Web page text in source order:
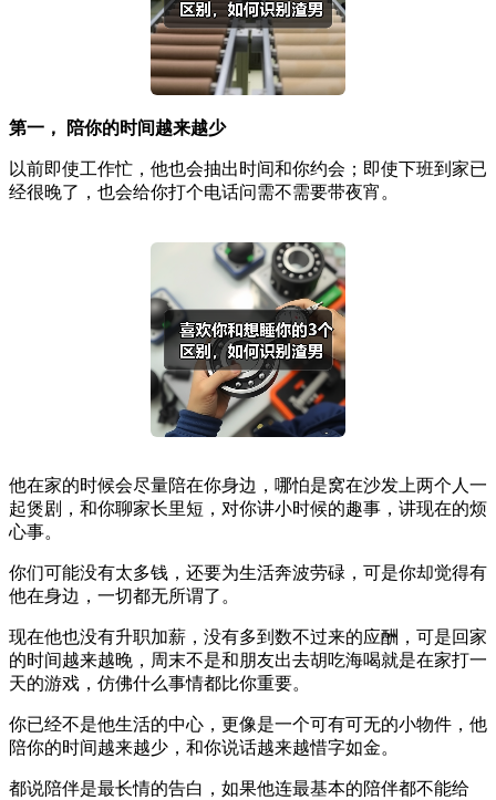
第一， 陪你的时间越来越少
以前即使工作忙，他也会抽出时间和你约会；即使下班到家已
经很晚了，也会给你打个电话问需不需要带夜宵。
他在家的时候会尽量陪在你身边，哪怕是窝在沙发上两个人一
起煲剧，和你聊家长里短，对你讲小时候的趣事，讲现在的烦
心事。
你们可能没有太多钱，还要为生活奔波劳碌，可是你却觉得有
他在身边，一切都无所谓了。
现在他也没有升职加薪，没有多到数不过来的应酬，可是回家
的时间越来越晚，周末不是和朋友出去胡吃海喝就是在家打一
天的游戏，仿佛什么事情都比你重要。
你已经不是他生活的中心，更像是一个可有可无的小物件，他
陪你的时间越来越少，和你说话越来越惜字如金。
都说陪伴是最长情的告白，如果他连最基本的陪伴都不能给